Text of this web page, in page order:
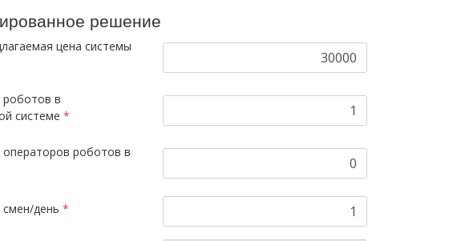
решение
цена системы
роботов в
системе *
операторов роботов в
день *